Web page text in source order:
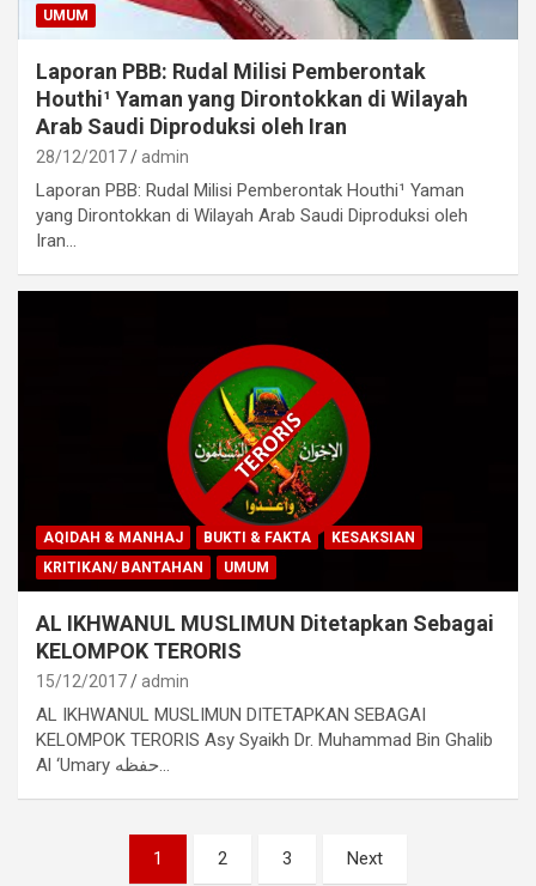
UMUM
Laporan PBB: Rudal Milisi Pemberontak
Houthi¹ Yaman yang Dirontokkan di Wilayah
Arab Saudi Diproduksi oleh Iran
28/12/2017 admin
Laporan PBB: Rudal Milisi Pemberontak Houthi¹ Yaman
yang Dirontokkan di Wilayah Arab Saudi Diproduksi oleh
Iran…
AQIDAH & MANHAJ BUKTI & FAKTA
KESAKSIAN
KRITIKAN/ BANTAHAN
UMUM
AL IKHWANUL MUSLIMUN Ditetapkan Sebagai
KELOMPOK TERORIS
15/12/2017 admin
AL IKHWANUL MUSLIMUN DITETAPKAN SEBAGAI
KELOMPOK TERORIS Asy Syaikh Dr. Muhammad Bin Ghalib
Al ‘Umary حفظه…
1 2 3 Next